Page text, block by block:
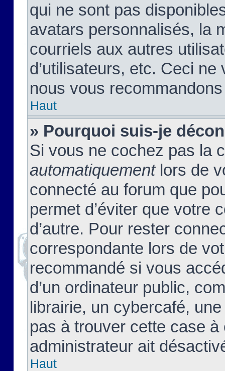
qui ne sont pas
avatars personnalisés, la
courriels aux autres
d’utilisateurs, etc. Ceci
nous vous
Haut
» Pourquoi suis-je
Si vous ne cochez pas la
automatiquementlors de
connecté au forum que
permet d’éviter que votre
d’autre. Pour rester
correspondante lors de
recommandé si vous
d’un ordinateur public,
librairie, un cybercafé,
pas à trouver cette case à
administrateur ait
Haut